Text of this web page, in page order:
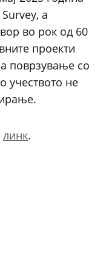
а
во рок од 60
проекти
поврзување со
учеството не
линк.